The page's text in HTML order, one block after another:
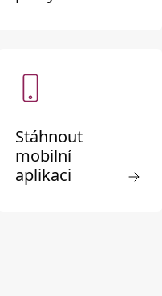
Stáhnout
mobilní
aplikaci